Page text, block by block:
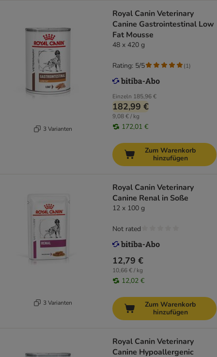
3 Varianten
Royal Canin Veterinary
Canine Gastrointestinal Low
Fat Mousse
48 x 420 g
Einzeln 185,96 €
182,99 €
9,08 € / kg
172,01 €
Rating: 5/5 (1)
Zum Warenkorb
hinzufügen
3 Varianten
Royal Canin Veterinary
Canine Renal in Soße
12 x 100 g
12,79 €
10,66 € / kg
12,02 €
Not rated
Zum Warenkorb
hinzufügen
Royal Canin Veterinary
Canine Hypoallergenic